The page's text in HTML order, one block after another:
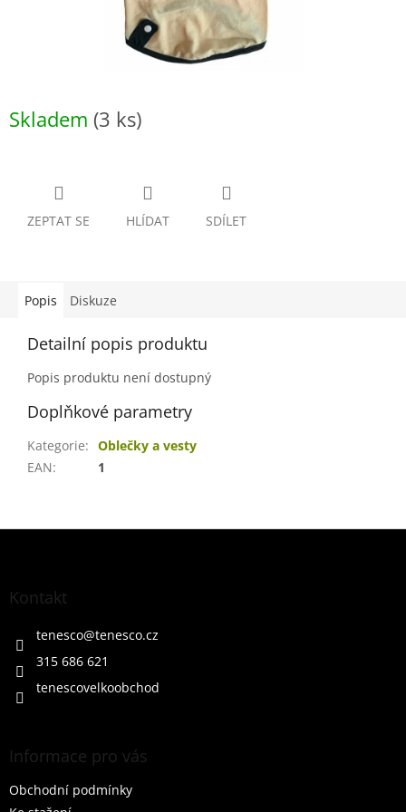
Skladem (3 ks)
ZEPTAT SE HLÍDAT SDÍLET
Popis Diskuze
Detailní popis produktu
Popis produktu není dostupný
Doplňkové parametry
Kategorie: Oblečky a vesty
EAN: 1
Z
Kontakt
tenesco@tenesco.cz
315 686 621
tenescovelkoobchod
Informace pro vás
Obchodní podmínky